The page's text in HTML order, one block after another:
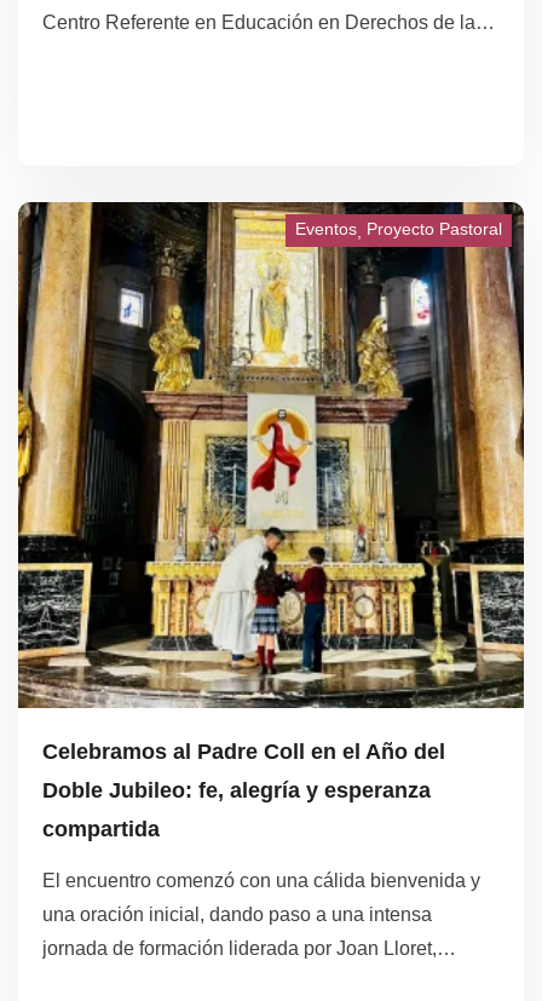
Centro Referente en Educación en Derechos de la
Eventos Proyecto Pastoral
Celebramos al Padre Coll en el Año del
Doble Jubileo: fe, alegría y esperanza
compartida
El encuentro comenzó con una cálida bienvenida y
una oración inicial, dando paso a una intensa
jornada de formación liderada por Joan Lloret,